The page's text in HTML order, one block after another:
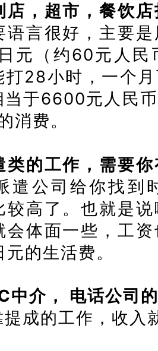
店，超市，餐饮
语言很好，主要
元（约60元人民
打28小时，一个
当于6600元人民
消费。
类的工作，需要
遣公司给你找到
较高了。也就是
会体面一些，工
的生活费。
中介， 电话公司
成的工作，收入